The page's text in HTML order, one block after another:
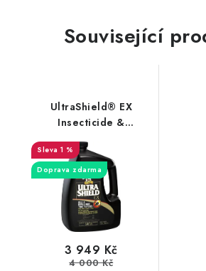
Související
UltraShield® EX
Insecticide &
Repellent kanystr 3,8 l
1 %
Doprava zdarma
3 949 Kč
4 000 Kč